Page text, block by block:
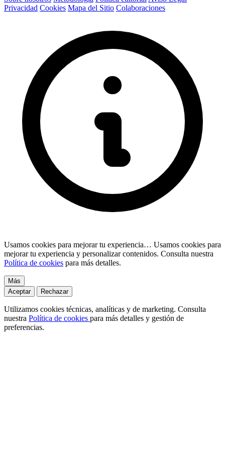
Privacidad Cookies Mapa del Sitio Colaboraciones
Usamos cookies para mejorar tu experiencia… Usamos cookies para
mejorar tu experiencia y personalizar contenidos. Consulta nuestra
Política de cookies para más detalles.
Más
Aceptar
Rechazar
Utilizamos cookies técnicas, analíticas y de marketing. Consulta
nuestra Política de cookies para más detalles y gestión de
preferencias.